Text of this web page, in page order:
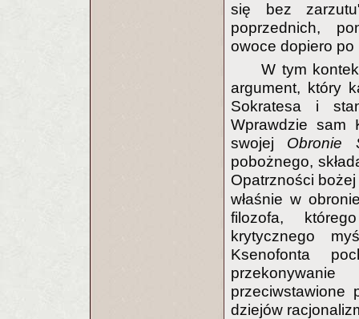
się bez
poprzednich,
owoce dopiero po
W tym
argument, który
Sokratesa i
Wprawdzie sam
swojej Obronie
pobożnego,
Opatrzności
właśnie w
filozofa,
krytycznego
Ksenofonta
przeciwstawione
dziejów